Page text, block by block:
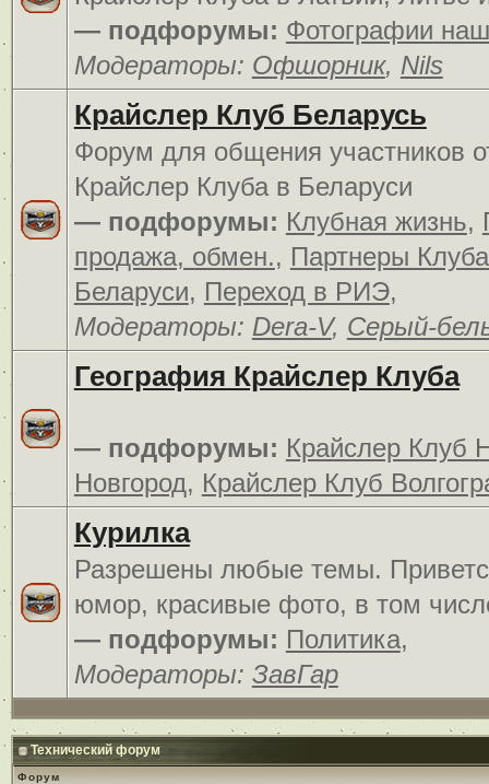
— подфорумы: Фотографии
Модераторы: Офшорник, Nils
Крайслер Клуб Беларусь
Форум для общения участников
Крайслер Клуба в Беларуси
— подфорумы: Клубная жизнь,
продажа, обмен., Партнеры
Беларуси, Переход в РИЭ,
Модераторы: Dera-V, Серый-
География Крайслер Клуба
— подфорумы: Крайслер Клуб
Новгород, Крайслер Клуб
Курилка
Разрешены любые темы.
юмор, красивые фото, в том
— подфорумы: Политика,
Модераторы: ЗавГар
Технический форум
Форум